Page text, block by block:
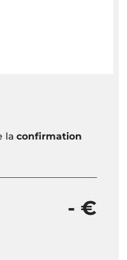
la confirmation
- €